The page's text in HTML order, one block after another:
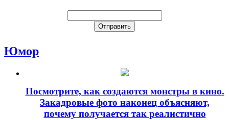
Юмор
Посмотрите, как создаются монстры в кино.
Закадровые фото наконец объясняют,
почему получается так реалистично